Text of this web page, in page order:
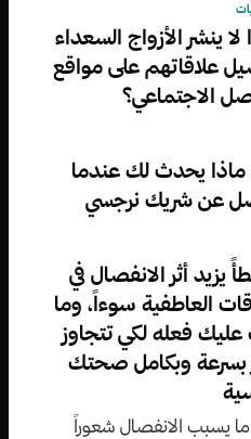
لا ينشر الأزواج السعداء
علاقاتهم على مواقع
الاجتماعي؟
ماذا يحدث لك عندما
عن شريك نرجسي
خطأً يزيد أثر الانفصال في
العاطفية سوءاً، وما
فعله لكي تتجاوز
بسرعة وبكامل صحتك
يسبب الانفصال شعوراً